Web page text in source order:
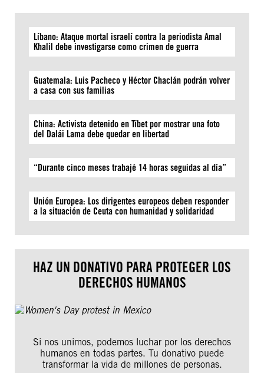
Líbano: Ataque mortal israelí contra la periodista Amal
Khalil debe investigarse como crimen de guerra
Guatemala: Luis Pacheco y Héctor Chaclán podrán volver
a casa con sus familias
China: Activista detenido en Tíbet por mostrar una foto
del Dalái Lama debe quedar en libertad
“Durante cinco meses trabajé 14 horas seguidas al día”
Unión Europea: Los dirigentes europeos deben responder
a la situación de Ceuta con humanidad y solidaridad
HAZ UN DONATIVO PARA PROTEGER LOS
DERECHOS HUMANOS
Si nos unimos, podemos luchar por los derechos
humanos en todas partes. Tu donativo puede
transformar la vida de millones de personas.